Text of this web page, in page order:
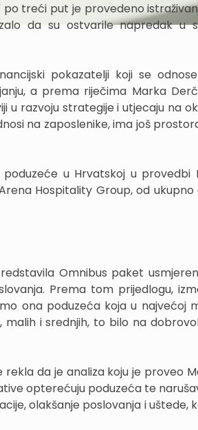
po treći put je provedeno
da su ostvarile napredak u
pokazatelji koji se
a prema riječima Marka
u razvoju strategije i utjecaju na
na zaposlenike, ima još
u Hrvatskoj u provedbi
Hospitality Group, od ukupno
Omnibus paket
Prema tom prijedlogu,
ona poduzeća koja u najvećoj
i srednjih, to bilo na
da je analiza koju je proveo
opterećuju poduzeća te
olakšanje poslovanja i uštede,